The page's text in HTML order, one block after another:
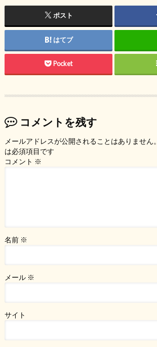
ポスト
はてブ
Pocket
コメントを残す
メールアドレスが公開されることはありません。
は必須項目です
コメント ※
名前 ※
メール ※
サイト